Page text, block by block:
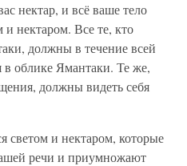
нектар, и всё ваше тело
нектаром. Все те, кто
должны в течение всей
в облике Ямантаки. Те же,
должны видеть себя
светом и нектаром, которые
речи и приумножают